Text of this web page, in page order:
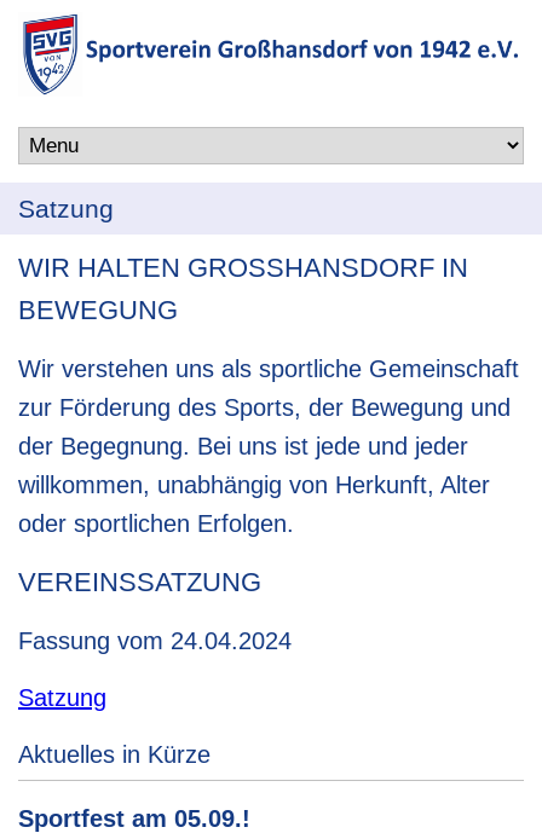
Satzung
WIR HALTEN GROSSHANSDORF IN
BEWEGUNG
Wir verstehen uns als sportliche Gemeinschaft
zur Förderung des Sports, der Bewegung und
der Begegnung. Bei uns ist jede und jeder
willkommen, unabhängig von Herkunft, Alter
oder sportlichen Erfolgen.
VEREINSSATZUNG
Fassung vom 24.04.2024
Satzung
Aktuelles in Kürze
Sportfest am 05.09.!